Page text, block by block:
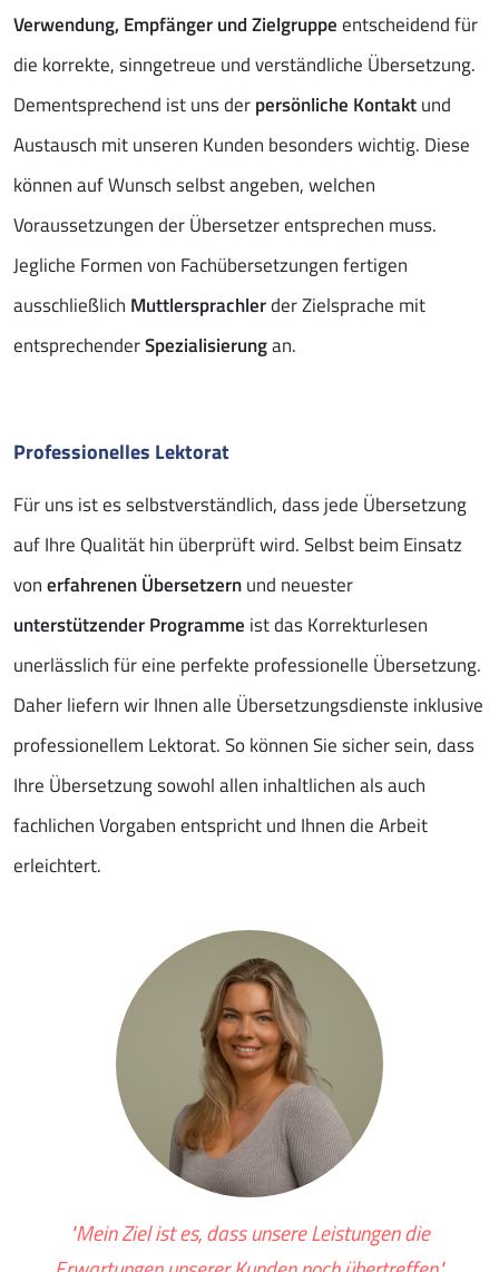
Verwendung, Empfänger und Zielgruppeentscheidend für
die korrekte, sinngetreue und verständliche Übersetzung.
Dementsprechend ist uns derpersönliche Kontaktund
Austausch mit unseren Kunden besonders wichtig. Diese
können auf Wunsch selbst angeben, welchen
Voraussetzungen der Übersetzer entsprechen muss.
Jegliche Formen von Fachübersetzungen fertigen
ausschließlich Muttlersprachlerder Zielsprache mit
entsprechenderSpezialisierungan.
Professionelles Lektorat
Für uns ist es selbstverständlich, dass jede Übersetzung
auf Ihre Qualität hin überprüft wird. Selbst beim Einsatz
vonerfahrenen Übersetzernund neuester
unterstützender Programme ist das Korrekturlesen
unerlässlich für eine perfekte professionelle Übersetzung.
Daher liefern wir Ihnen alle Übersetzungsdienste inklusive
professionellem Lektorat. So können Sie sicher sein, dass
Ihre Übersetzung sowohl allen inhaltlichen als auch
fachlichen Vorgaben entspricht und Ihnen die Arbeit
erleichtert.
"Mein Ziel ist es, dass unsere Leistungen die